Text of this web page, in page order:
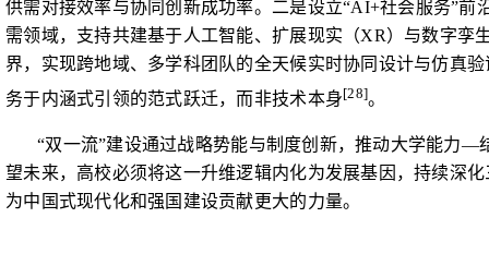
供需对接效率与协同创新成功率。二是设立“AI+社会服务”前
需领域，支持共建基于人工智能、扩展现实（XR）与数字孪
界，实现跨地域、多学科团队的全天候实时协同设计与仿真
务于内涵式引领的范式跃迁，而非技术本身[28]。
“双一流”建设通过战略势能与制度创新，推动大学能力—
望未来，高校必须将这一升维逻辑内化为发展基因，持续深
为中国式现代化和强国建设贡献更大的力量。